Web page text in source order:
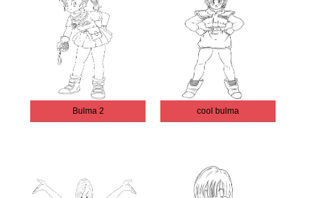
Bulma 2 cool bulma